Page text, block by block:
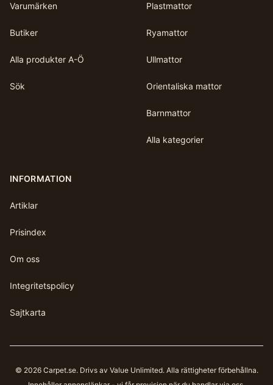
Varumärken
Butiker
Alla produkter A-Ö
Sök
Plastmattor
Ryamattor
Ullmattor
Orientaliska mattor
Barnmattor
Alla kategorier
INFORMATION
Artiklar
Prisindex
Om oss
Integritetspolicy
Sajtkarta
© 2026 Carpet.se. Drivs av Value Unlimited. Alla rättigheter förbehållna.